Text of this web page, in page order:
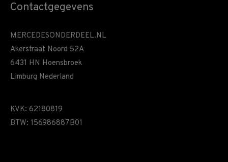
Contactgegevens
MERCEDESONDERDEEL.NL
Akerstraat Noord 52A
6431 HN Hoensbroek
Limburg Nederland
KVK: 62180819
BTW: 156986887B01